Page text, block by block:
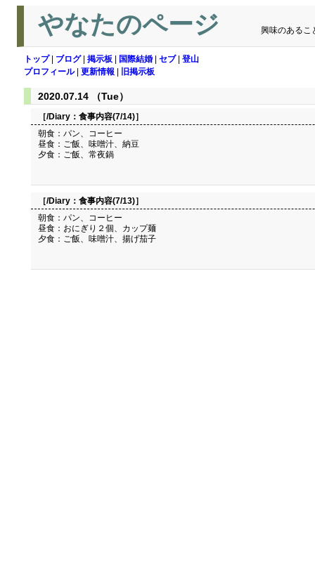
やなたのページ 興味のあるこ
トップ| ブログ| 掲示板 国際結婚 セブ| 登山
プロフィール| 更新情報 旧掲示板
2020.07.14 （Tue）
［/Diary： 食事内容(7/14)］
朝食：パン、コーヒー
昼食：ご飯、味噌汁、納豆
夕食：ご飯、常夜鍋
［/Diary： 食事内容(7/13)］
朝食：パン、コーヒー
昼食：おにぎり２個、カップ麺
夕食：ご飯、味噌汁、揚げ茄子